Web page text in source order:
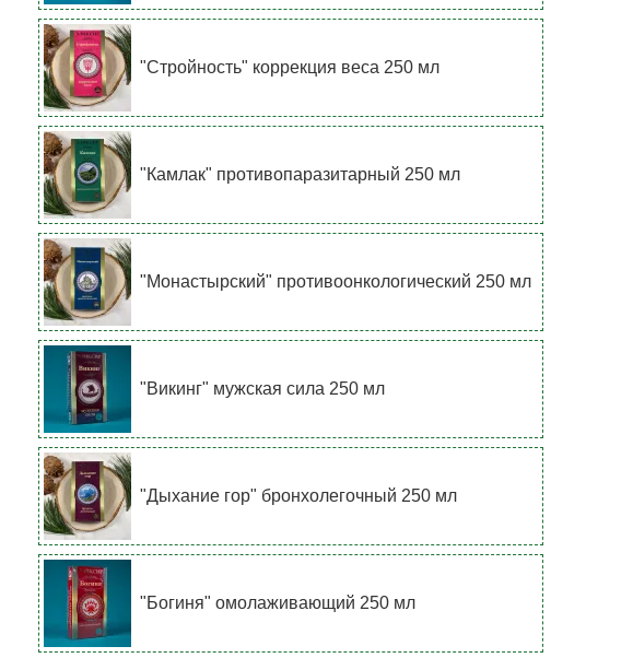
"Стройность" коррекция веса 250 мл
"Камлак" противопаразитарный 250 мл
"Монастырский" противоонкологический 250 мл
"Викинг" мужская сила 250 мл
"Дыхание гор" бронхолегочный 250 мл
"Богиня" омолаживающий 250 мл